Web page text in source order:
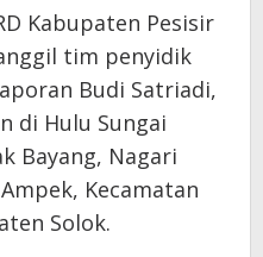
Kabupaten Pesisir
tim penyidik
Budi Satriadi,
di Hulu Sungai
Bayang, Nagari
Kecamatan
Solok.